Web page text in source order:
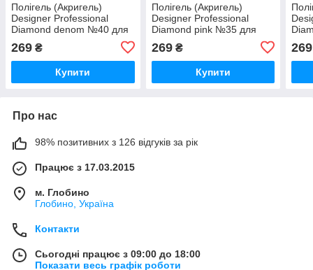
Полігель (Акригель)
Designer Professional
Diamond denom №40 для
нарощування нігтів, 30 мл
269 ₴
Купити
Полігель (Акригель)
Designer Professional
Diamond pink №35 для
нарощування нігтів, 30 мл
269₴
Купити
269
Про нас
98% позитивних з 126 відгуків за рік
Працює з 17.03.2015
м. Глобино
Глобино, Україна
Контакти
Сьогодні працює з 09:00 до 18:00
Показати весь графік роботи